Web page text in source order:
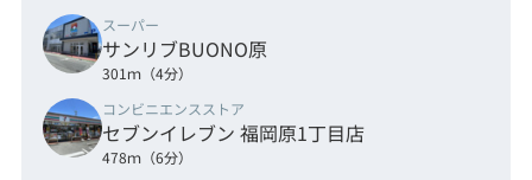
スーパー
サンリブBUONO原
301ｍ（4分）
コンビニエンスストア
セブンイレブン 福岡原1丁目店
478ｍ（6分）